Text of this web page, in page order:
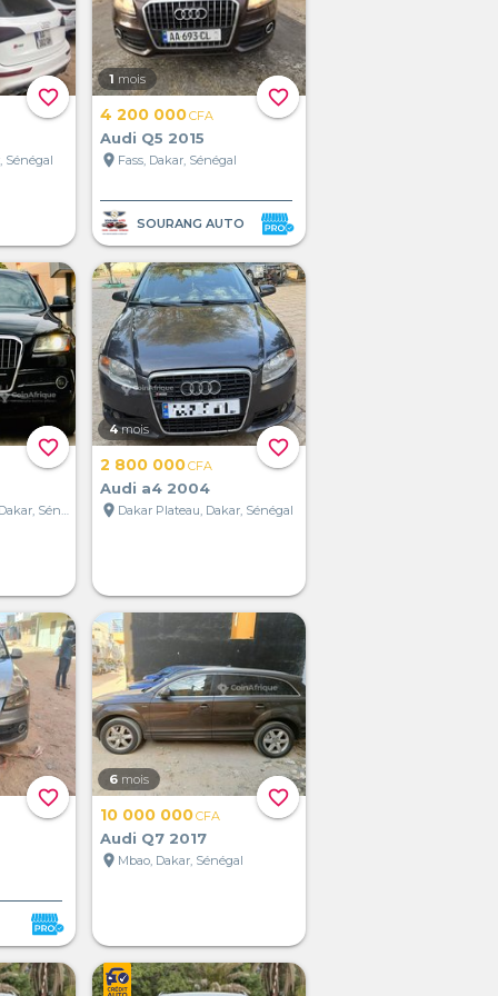
favorite_border
Sénégal
favorite_border
1 mois
4 200 000CFA
Audi Q5 2015
location_on Fass, Dakar, Sénégal
SOURANG AUTO
favorite_border
Parcelle Assainies, Dakar, Sénégal
favorite_border
4 mois
2 800 000CFA
Audi a4 2004
location_on Dakar Plateau, Dakar, Sénégal
favorite_border favorite_border
6 mois
10 000 000CFA
Audi Q7 2017
location_on Mbao, Dakar, Sénégal